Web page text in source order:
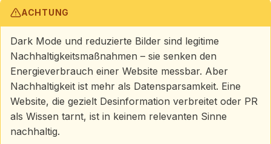
ACHTUNG
Dark Mode und reduzierte Bilder sind legitime
Nachhaltigkeitsmaßnahmen – sie senken den
Energieverbrauch einer Website messbar. Aber
Nachhaltigkeit ist mehr als Datensparsamkeit. Eine
Website, die gezielt Desinformation verbreitet oder PR
als Wissen tarnt, ist in keinem relevanten Sinne
nachhaltig.